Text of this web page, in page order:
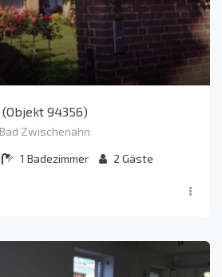
94356)
Zwischenahn
1 Badezimmer 2 Gäste